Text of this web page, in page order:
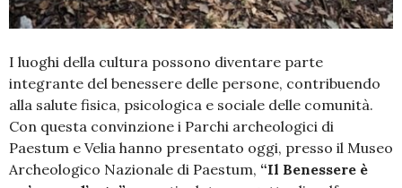
I luoghi della cultura possono diventare parte
integrante del benessere delle persone, contribuendo
alla salute fisica, psicologica e sociale delle comunità.
Con questa convinzione i Parchi archeologici di
Paestum e Velia hanno presentato oggi, presso il Museo
Archeologico Nazionale di Paestum, “Il Benessere è